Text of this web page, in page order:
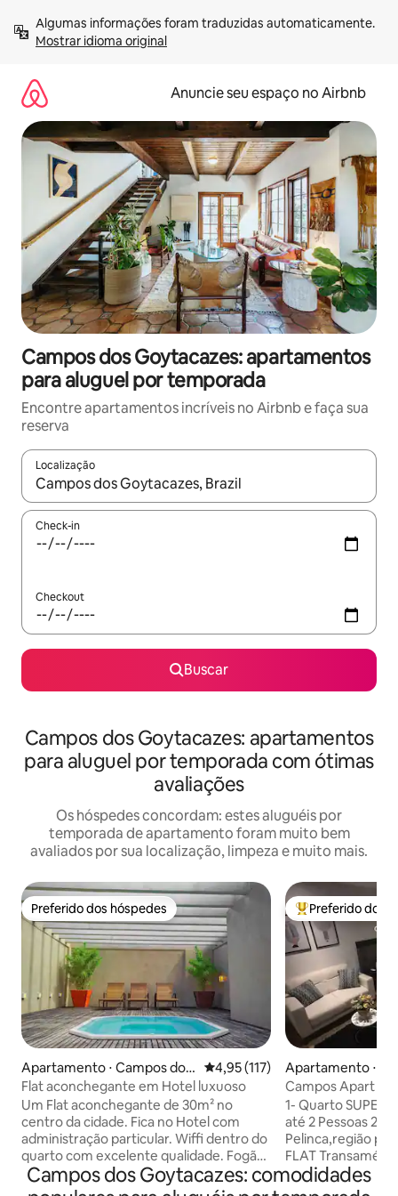
para
Mostrar idioma original
Anuncie seu espaço no Airbnb
Campos dos Goytacazes: apartamentos
para aluguel por temporada
Encontre apartamentos incríveis no Airbnb e faça sua
reserva
Localização
Quando os resultados estiverem disponíveis, explore-os
Check-in
Checkout
Buscar
Campos dos Goytacazes: apartamentos
para aluguel por temporada com ótimas
avaliações
Os hóspedes concordam: estes aluguéis por
temporada de apartamento foram muito bem
avaliados por sua localização, limpeza e muito mais.
Preferido dos hóspedes
Preferido dos hóspedes
Apartamento ⋅ Campos dos
Goytacazes
4,95 de uma avaliação média de
4,95 (117)
Flat aconchegante em Hotel luxuoso
Um Flat aconchegante de 30m² no
centro da cidade. Fica no Hotel com
administração particular. Wiffi dentro do
quarto com excelente qualidade. Fogão
cooktop, cafeteira, sanduicheira, ferro
de passar. Utensílios básico de cozinha.
Entre os
Preferido dos
Apartamento ⋅
tacazes
Campos Apart 7 -
Executive
1- Quarto SUPER
até 2 Pessoas 2 -Localizado na
Pelinca,região
FLAT
3- Descubra
coração da cidade! 4- Nosso flat
Campos dos Goytacazes: comodidades